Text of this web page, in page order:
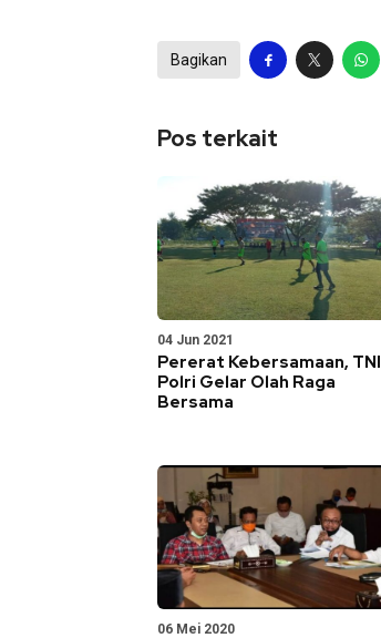
Bagikan
Pos terkait
04 Jun 2021
Pererat Kebersamaan, TNI
Polri Gelar Olah Raga
Bersama
06 Mei 2020